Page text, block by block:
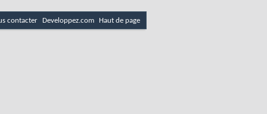
contacter Developpez.com Haut de page